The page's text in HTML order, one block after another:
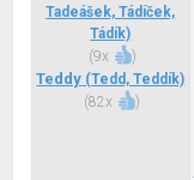
Tadeášek, Tádíček,
Tádík)
(9x )
Teddy (Tedd, Teddík)
(82x )